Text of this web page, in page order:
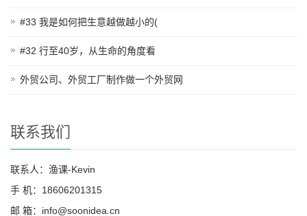
#33 我是如何把生意越做越小的(
#32 行至40岁，从生命的角度看
外贸公司、外贸工厂制作做一个外贸网
联系我们
联系人：渔课-Kevin
手 机：18606201315
邮 箱：info@soonidea.cn